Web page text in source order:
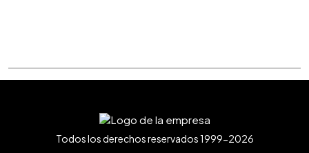
Todos los derechos reservados 1999-2026